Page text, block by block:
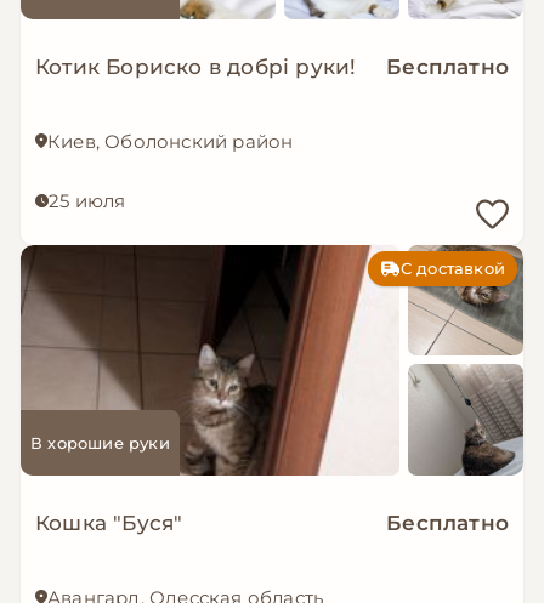
Котик Бориско в добрі руки! Бесплатно
Киев, Оболонский район
25 июля
С доставкой
В хорошие руки
Кошка "Буся" Бесплатно
Авангард, Одесская область